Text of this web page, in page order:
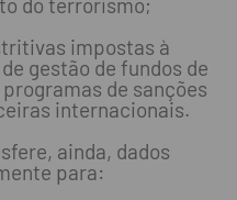
impostas à
gestão de fundos de
de sanções
internacionais.
ainda, dados
para: